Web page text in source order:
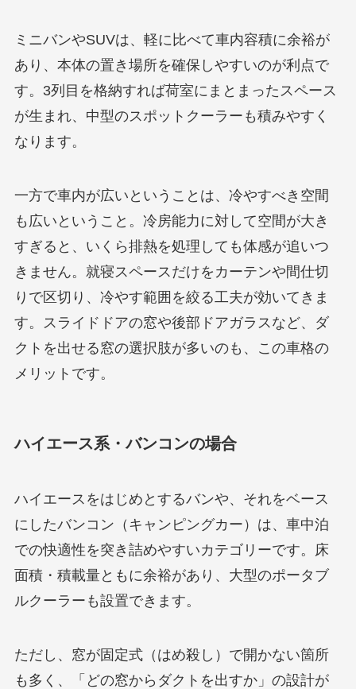
ミニバンやSUVは、軽に比べて車内容積に余裕が
あり、本体の置き場所を確保しやすいのが利点で
す。3列目を格納すれば荷室にまとまったスペース
が生まれ、中型のスポットクーラーも積みやすく
なります。
一方で車内が広いということは、冷やすべき空間
も広いということ。冷房能力に対して空間が大き
すぎると、いくら排熱を処理しても体感が追いつ
きません。就寝スペースだけをカーテンや間仕切
りで区切り、冷やす範囲を絞る工夫が効いてきま
す。スライドドアの窓や後部ドアガラスなど、ダ
クトを出せる窓の選択肢が多いのも、この車格の
メリットです。
ハイエース系・バンコンの場合
ハイエースをはじめとするバンや、それをベース
にしたバンコン（キャンピングカー）は、車中泊
での快適性を突き詰めやすいカテゴリーです。床
面積・積載量ともに余裕があり、大型のポータブ
ルクーラーも設置できます。
ただし、窓が固定式（はめ殺し）で開かない箇所
も多く、「どの窓からダクトを出すか」の設計が